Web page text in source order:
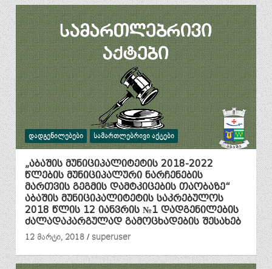
ᲓᲐᲓᲒᲔᲜᲘᲚᲔᲑᲔᲑᲘ ᲡᲐᲛᲐᲠᲗᲚᲔᲑᲠᲘᲕᲘ ᲐᲥᲢᲔᲑᲘ
„აბაშის მუნიციპალიტეტის 2018-2022
წლების მუნიციპალური ნარჩენების
მართვის გეგმის დამტკიცების თაობაზე“
აბაშის მუნიციპალიტეტის საკრებულოს
2018 წლის 12 იანვრის №1 დადგენილების
ძალადაკარგულად გამოცხადების შესახებ
12 მარტი, 2018
superuser